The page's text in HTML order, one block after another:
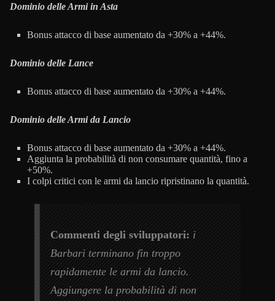
Dominio delle Armi in Asta
Bonus attacco di base aumentato da +30% a +44%.
Dominio delle Lance
Bonus attacco di base aumentato da +30% a +44%.
Dominio delle Armi da Lancio
Bonus attacco di base aumentato da +30% a +44%.
Aggiunta la probabilità di non consumare quantità, fino a
+50%.
I colpi critici con le armi da lancio ripristinano la quantità.
Commenti degli sviluppatori: i
Barbari terminano fin troppo
rapidamente le armi da lancio.
Aggiungere la probabilità di non